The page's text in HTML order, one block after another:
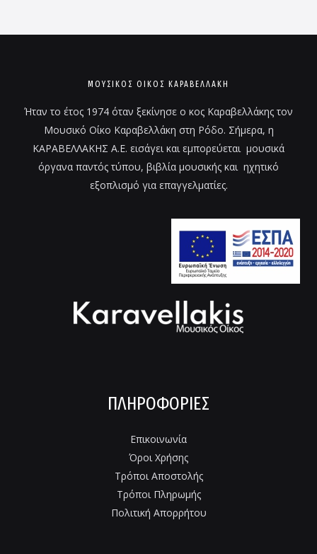
ΜΟΥΣΙΚΌΣ ΟΊΚΟΣ ΚΑΡΑΒΕΛΛΑΚΗ
Ήταν το έτος 1974 όταν ξεκίνησε ο κος Καραβελλάκης τον
Μουσικό Οίκο Καραβελλάκη στη Ρόδο. Σήμερα, η
ΚΑΡΑΒΕΛΛΑΚΗΣ Α.Ε. εισάγει και εμπορεύεται μουσικά
όργανα παντός τύπου, βιβλία μουσικής και ηχητικό
εξοπλισμό για επαγγελματίες.
ΠΛΗΡΟΦΟΡΊΕΣ
Επικοινωνία
Όροι Χρήσης
Τρόποι Αποστολής
Τρόποι Πληρωμής
Πολιτική Απορρήτου